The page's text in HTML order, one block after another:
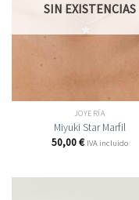
SIN EXISTENCIAS
JOYERÍA
Miyuki Star Marfil
50,00€ IVA incluido